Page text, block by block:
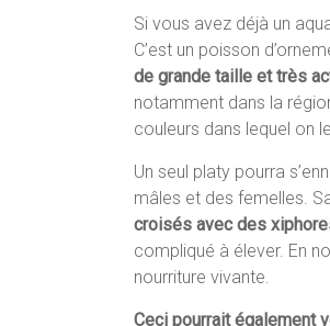
Si vous avez déjà un
C’est un poisson
de grande taille et très
notamment dans la
couleurs dans lequel on
Un seul platy pourra
mâles et des femelles.
croisés avec des
compliqué à élever. En
nourriture vivante.
Ceci pourrait également